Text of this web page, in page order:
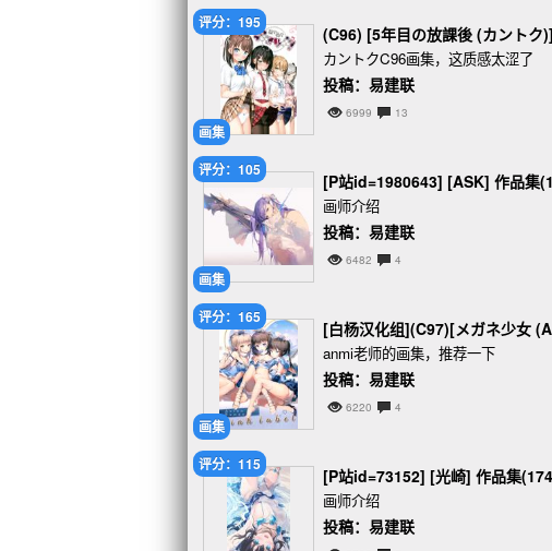
画集
评分：195
(C96) [5年目の放課後 (カントク
カントクC96画集，这质感太涩了
投稿：易建联
6999 13
画集
评分：105
[P站id=1980643] [ASK] 作品集
画师介绍
投稿：易建联
6482 4
画集
评分：165
[白杨汉化组](C97)[メガネ少女
anmi老师的画集，推荐一下
投稿：易建联
6220 4
评分：115
[P站id=73152] [光崎] 作品集
画师介绍
投稿：易建联